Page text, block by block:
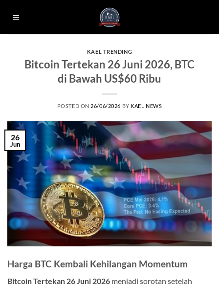
KAEL TRENDING
Bitcoin Tertekan 26 Juni 2026, BTC
di Bawah US$60 Ribu
POSTED ON 26/06/2026 BY KAEL NEWS
26
Jun
Harga BTC Kembali Kehilangan Momentum
Bitcoin Tertekan 26 Juni 2026 menjadi sorotan setelah